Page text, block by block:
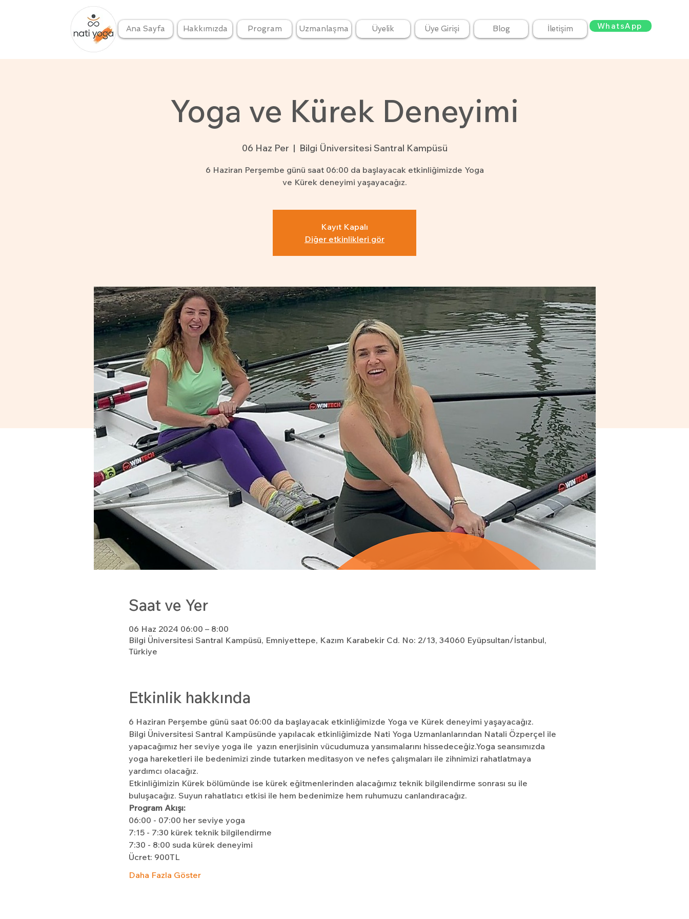
Ana Sayfa Hakkımızda Program Uzmanlaşma Üyelik Üye Girişi Blog İletişim WhatsApp
Yoga ve Kürek Deneyimi
06 Haz Per
  |
Bilgi Üniversitesi Santral Kampüsü
6 Haziran Perşembe günü saat 06:00 da başlayacak etkinliğimizde Yoga
ve Kürek deneyimi yaşayacağız.
Kayıt Kapalı
Diğer etkinlikleri gör
Saat ve Yer
06 Haz 2024 06:00 – 8:00
Bilgi Üniversitesi Santral Kampüsü, Emniyettepe, Kazım Karabekir Cd. No: 2/13, 34060 Eyüpsultan/İstanbul,
Türkiye
Etkinlik hakkında
6 Haziran Perşembe günü saat 06:00 da başlayacak etkinliğimizde Yoga ve Kürek deneyimi yaşayacağız.
Bilgi Üniversitesi Santral Kampüsünde yapılacak etkinliğimizde Nati Yoga Uzmanlanlarından Natali Özperçel ile
yapacağımız her seviye yoga ile  yazın enerjisinin vücudumuza yansımalarını hissedeceğiz.Yoga seansımızda
yoga hareketleri ile bedenimizi zinde tutarken meditasyon ve nefes çalışmaları ile zihnimizi rahatlatmaya
yardımcı olacağız.
Etkinliğimizin Kürek bölümünde ise kürek eğitmenlerinden alacağımız teknik bilgilendirme sonrası su ile
buluşacağız. Suyun rahatlatıcı etkisi ile hem bedenimize hem ruhumuzu canlandıracağız.
Program Akışı:
06:00 - 07:00 her seviye yoga
7:15 - 7:30 kürek teknik bilgilendirme
7:30 - 8:00 suda kürek deneyimi
Ücret: 900TL
Daha Fazla Göster